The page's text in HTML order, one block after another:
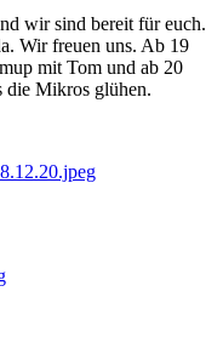
wir sind bereit für euch.
Wir freuen uns. Ab 19
mit Tom und ab 20
die Mikros glühen.